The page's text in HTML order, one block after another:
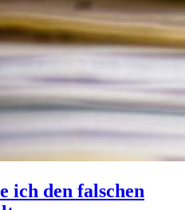
ich den falschen